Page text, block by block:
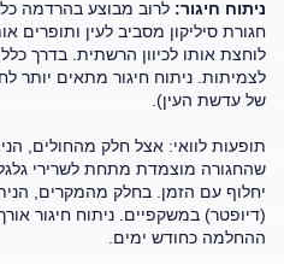
ניתוח חיגור: לרוב מבוצע בהרדמה
חגורת סיליקון מסביב לעין ותופרים
לוחצת אותו לכיוון הרשתית. בדרך
לצמיתות. ניתוח חיגור מתאים יותר
של עדשת העין).
תופעות לוואי: אצל חלק מהחולים,
שהחגורה מוצמדת מתחת לשרירי
יחלוף עם הזמן. בחלק מהמקרים,
(דיופטר) במשקפיים. ניתוח חיגור
ההחלמה כחודש ימים.